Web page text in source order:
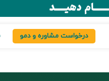
درخواست مشاوره و دمو